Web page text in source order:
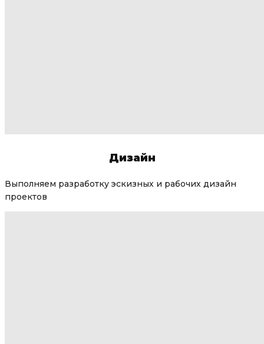
Дизайн
Выполняем разработку эскизных и рабочих дизайн
проектов